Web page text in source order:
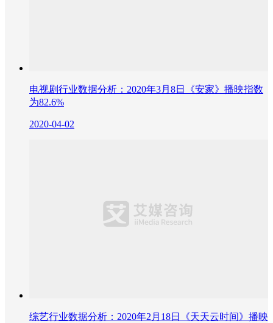
电视剧行业数据分析：2020年3月8日《安家》播映指数
为82.6%
2020-04-02
综艺行业数据分析：2020年2月18日《天天云时间》播映